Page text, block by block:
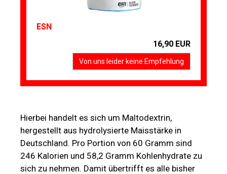
ESN
16,90 EUR
Von uns leider keine Empfehlung
Hierbei handelt es sich um Maltodextrin,
hergestellt aus hydrolysierte Maisstärke in
Deutschland. Pro Portion von 60 Gramm sind
246 Kalorien und 58,2 Gramm Kohlenhydrate zu
sich zu nehmen. Damit übertrifft es alle bisher